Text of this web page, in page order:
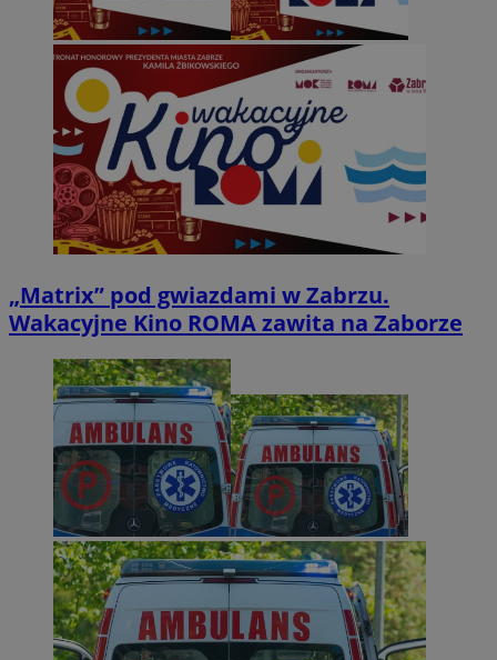
„Matrix” pod gwiazdami w Zabrzu.
Wakacyjne Kino ROMA zawita na Zaborze